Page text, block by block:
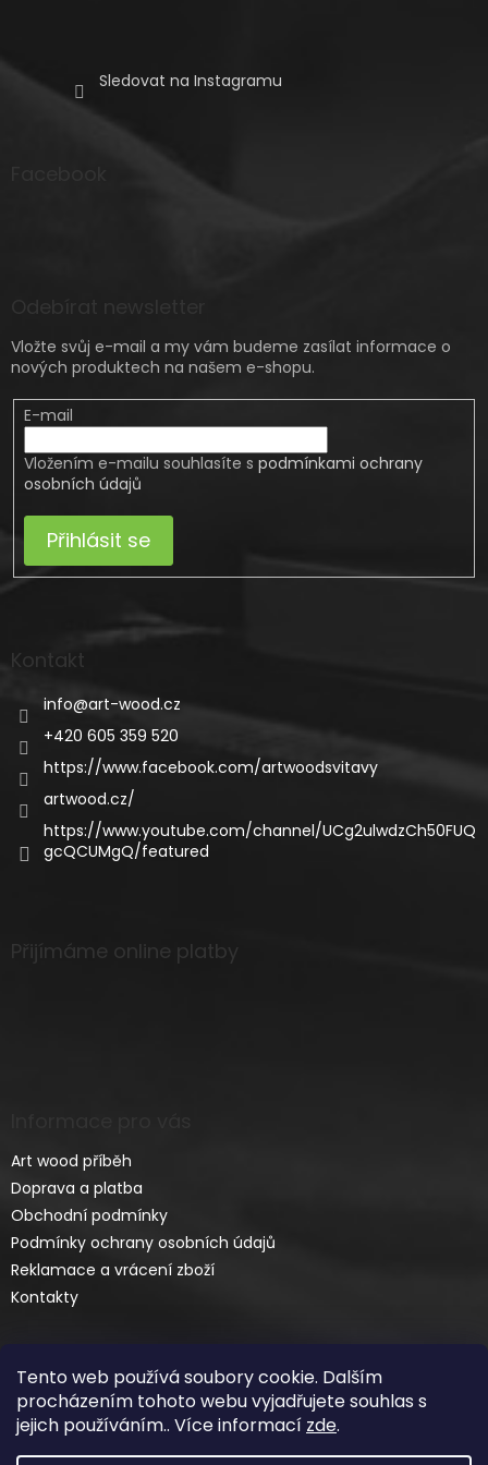
Tento web používá soubory cookie. Dalším
procházením tohoto webu vyjadřujete souhlas s
jejich používáním.. Více informací zde.
Sledovat na Instagramu
Vložte svůj e-mail a my vám budeme zasílat informace o
nových produktech na našem e-shopu.
E-mail
Vložením e-mailu souhlasíte s podmínkami ochrany
osobních údajů
Přihlásit se
Kontakt
info@art-wood.cz
+420 605 359 520
https://www.facebook.com/artwoodsvitavy
artwood.cz/
https://www.youtube.com/channel/UCg2ulwdzCh50FUQ
gcQCUMgQ/featured
Přijímáme online platby
Art wood příběh
Doprava a platba
Obchodní podmínky
Podmínky ochrany osobních údajů
Reklamace a vrácení zboží
Kontakty